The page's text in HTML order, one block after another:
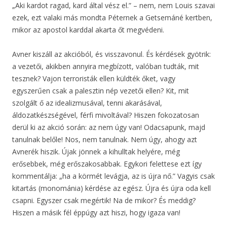
„Aki kardot ragad, kard által vész el.” – nem, nem Louis szavai
ezek, ezt valaki más mondta Péternek a Getsemáné kertben,
mikor az apostol karddal akarta őt megvédeni.
Avner kiszáll az akcióból, és visszavonul. És kérdések gyötrik:
a vezetői, akikben annyira megbízott, valóban tudták, mit
tesznek? Vajon terroristák ellen küldték őket, vagy
egyszerűen csak a palesztin nép vezetői ellen? Kit, mit
szolgált ő az idealizmusával, tenni akarásával,
áldozatkészségével, férfi mivoltával? Hiszen fokozatosan
derül ki az akció során: az nem úgy van! Odacsapunk, majd
tanulnak belőle! Nos, nem tanulnak. Nem úgy, ahogy azt
Avnerék hiszik. Újak jönnek a kihulltak helyére, még
erősebbek, még erőszakosabbak. Egykori felettese ezt így
kommentálja: „ha a körmét levágja, az is újra nő.” Vagyis csak
kitartás (monománia) kérdése az egész. Újra és újra oda kell
csapni. Egyszer csak megértik! Na de mikor? És meddig?
Hiszen a másik fél éppúgy azt hiszi, hogy igaza van!